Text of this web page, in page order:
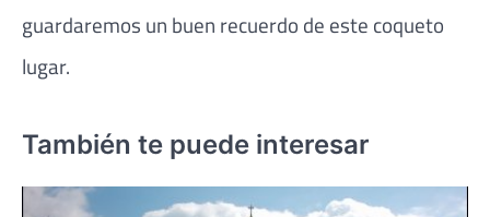
guardaremos un buen recuerdo de este coqueto
lugar.
También te puede interesar